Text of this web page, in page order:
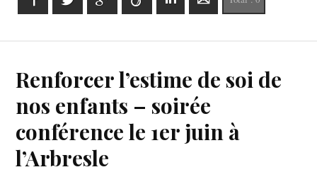
Renforcer l’estime de soi de
nos enfants – soirée
conférence le 1er juin à
l’Arbresle